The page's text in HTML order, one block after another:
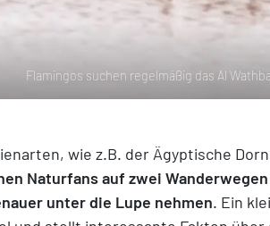
Flamingos suchen regelmäßig das Al
wie z.B. der Ägyptische
Naturfans auf zwei
unter die Lupe nehmen. Ein